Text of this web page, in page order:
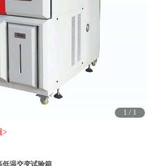
1 / 1
>
低温交变试验箱